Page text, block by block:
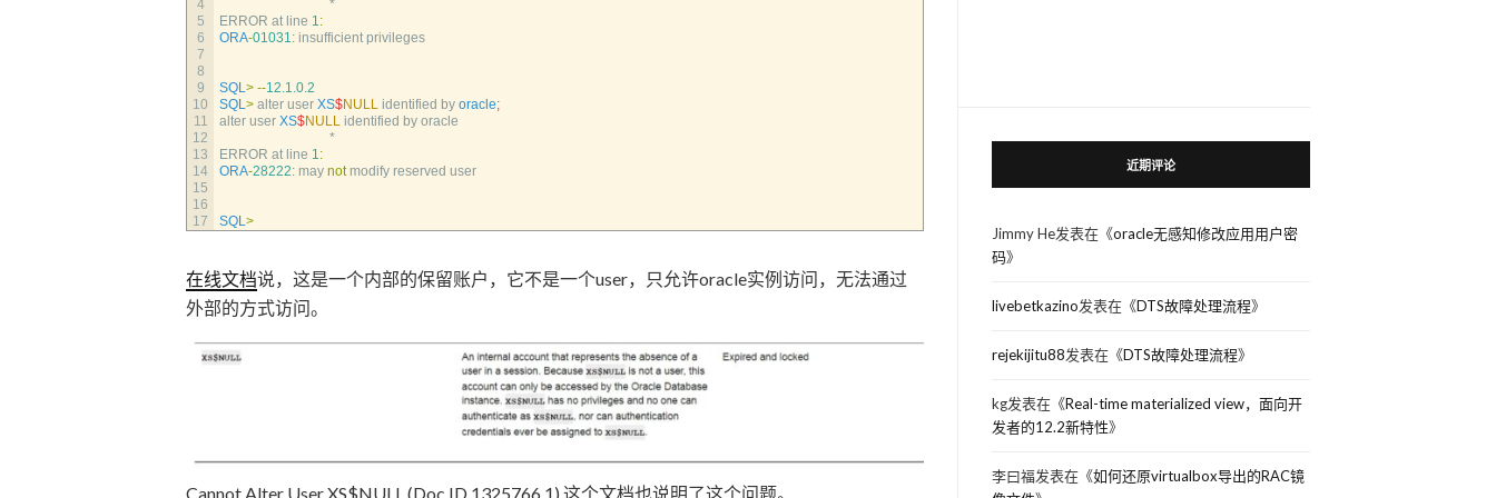
4
5
6
7
8
9
10
11
12
13
14
15
16
17
*
ERROR at line 1:
ORA-01031: insufficient privileges
SQL> --12.1.0.2
SQL> alter user XS$NULL identified by oracle;
alter user XS$NULL identified by oracle
*
ERROR at line 1:
ORA-28222: may not modify reserved user
SQL>
在线文档说，这是一个内部的保留账户，它不是一个user，只允许oracle实例访问，无法通过
外部的方式访问。
Cannot Alter User XS$NULL (Doc ID 1325766.1) 这个文档也说明了这个问题。
近期评论
Jimmy He发表在《oracle无感知修改应用用户密
码》
livebetkazino发表在《DTS故障处理流程》
rejekijitu88发表在《DTS故障处理流程》
kg发表在《Real-time materialized view，面向开
发者的12.2新特性》
李曰福发表在《如何还原virtualbox导出的RAC镜